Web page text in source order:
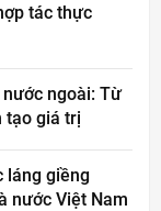
tác thực
ngoài: Từ
tạo giá trị
láng giềng
nước Việt Nam